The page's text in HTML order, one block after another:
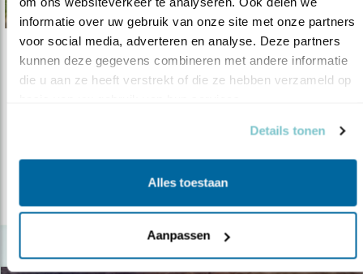
informatie over uw gebruik van onze site met onze partners
voor social media, adverteren en analyse. Deze partners
kunnen deze gegevens combineren met andere informatie
die u aan ze heeft verstrekt of die ze hebben verzameld op
Details tonen
Alles toestaan
Aanpassen
Tip
Waarom gaat het slecht met de scholekste..